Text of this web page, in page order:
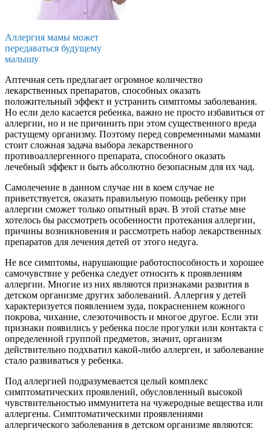
Аллергия мамы может
передаваться будущему
малышу
Аптечная сеть предлагает огромное количество
лекарственных препаратов, способных оказать
положительный эффект и устранить симптомы заболевания.
Но если дело касается ребенка, важно не просто избавиться от
аллергии, но и не причинить при этом существенного вреда
растущему организму. Поэтому перед современными мамами
стоит сложная задача выбора лекарственного
противоаллергенного препарата, способного оказать
лечебный эффект и быть абсолютно безопасным для их чад.
Самолечение в данном случае ни в коем случае не
приветствуется, оказать правильную помощь ребенку при
аллергии сможет только опытный врач. В этой статье мне
хотелось бы рассмотреть особенности протекания аллергии,
причины возникновения и рассмотреть набор лекарственных
препаратов для лечения детей от этого недуга.
Не все симптомы, нарушающие работоспособность и хорошее
самочувствие у ребенка следует относить к проявлениям
аллергии. Многие из них являются признаками развития в
детском организме других заболеваний. Аллергия у детей
характеризуется появлением зуда, покраснением кожного
покрова, чихание, слезоточивость и многое другое. Если эти
признаки появились у ребенка после прогулки или контакта с
определенной группой предметов, значит, организм
действительно подхватил какой-либо аллерген, и заболевание
стало развиваться у ребенка.
Под аллергией подразумевается целый комплекс
симптоматических проявлений, обусловленный высокой
чувствительностью иммунитета на чужеродные вещества или
аллергены. Симптоматическими проявлениями
аллергического заболевания в детском организме являются: